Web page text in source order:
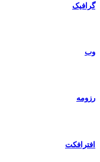
گرافیک
وب
رزومه
افترافکت